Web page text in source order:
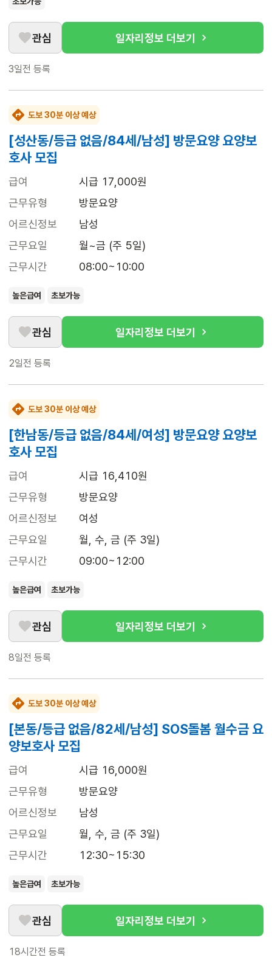
관심 일자리정보 더보기
3일전 등록
도보 30분 이상 예상
[성산동/등급 없음/84세/남성] 방문요양 요양보
호사 모집
급여
시급 17,000원
근무유형
방문요양
어르신정보
남성
근무요일
월~금 (주 5일)
근무시간
08:00~10:00
높은급여 초보가능
관심 일자리정보 더보기
2일전 등록
도보 30분 이상 예상
[한남동/등급 없음/84세/여성] 방문요양 요양보
호사 모집
급여
시급 16,410원
근무유형
방문요양
어르신정보
여성
근무요일
월, 수, 금 (주 3일)
근무시간
09:00~12:00
높은급여 초보가능
관심 일자리정보 더보기
8일전 등록
도보 30분 이상 예상
[본동/등급 없음/82세/남성] SOS돌봄 월수금 요
양보호사 모집
급여
시급 16,000원
근무유형
방문요양
어르신정보
남성
근무요일
월, 수, 금 (주 3일)
근무시간
12:30~15:30
높은급여 초보가능
관심 일자리정보 더보기
18시간전 등록